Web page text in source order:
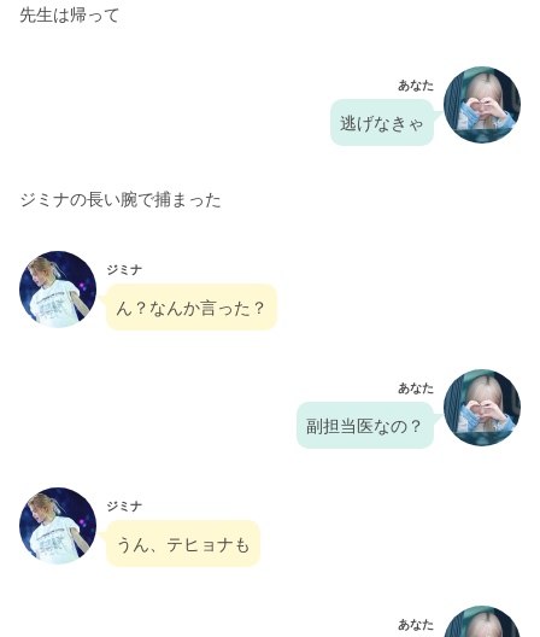
先生は帰って
あなた
逃げなきゃ
ジミナの長い腕で捕まった
ジミナ
ん？なんか言った？
あなた
副担当医なの？
ジミナ
うん、テヒョナも
あなた